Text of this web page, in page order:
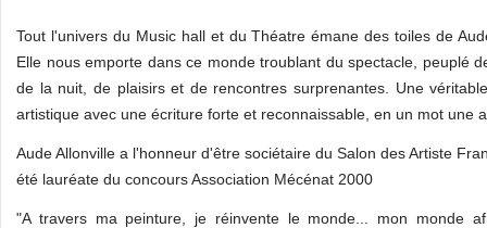
Tout l'univers du Music hall et du Théatre émane des toiles de
Elle nous emporte dans ce monde troublant du spectacle, peuplé
de la nuit, de plaisirs et de rencontres surprenantes. Une
artistique avec une écriture forte et reconnaissable, en un mot une
Aude Allonville a l'honneur d'être sociétaire du Salon des Artiste
été lauréate du concours Association Mécénat 2000
"A travers ma peinture, je réinvente le monde... mon monde